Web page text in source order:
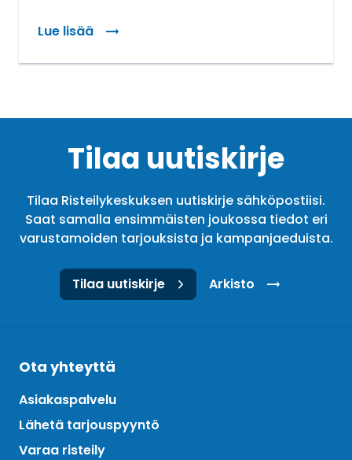
Lue lisää
: Royal Caribbean sitoutunut kestävään
Tilaa uutiskirje
Tilaa Risteilykeskuksen uutiskirje sähköpostiisi.
Saat samalla ensimmäisten joukossa tiedot eri
varustamoiden tarjouksista ja kampanjaeduista.
Tilaa uutiskirje Arkisto
Ota yhteyttä
Asiakaspalvelu
Lähetä tarjouspyyntö
Varaa risteily